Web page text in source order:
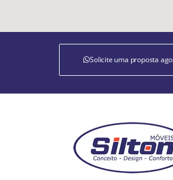
Solicite uma proposta